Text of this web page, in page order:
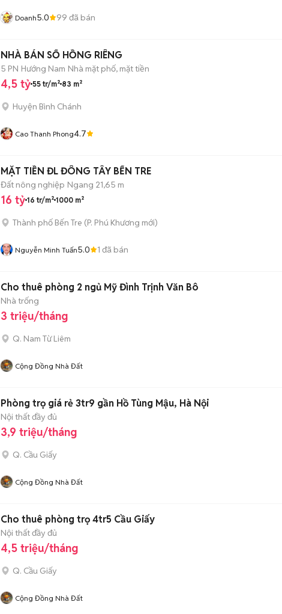
Doanh5.0 99 đã bán
NHÀ BÁN SỔ HỒNG RIÊNG
5 PN Hướng Nam Nhà mặt phố, mặt tiền
4,5 tỷ 55 tr/m² 83 m²
Huyện Bình Chánh
Cao Thanh Phong4.7
MẶT TIỀN ĐL ĐÔNG TÂY BẾN TRE
Đất nông nghiệp Ngang 21,65 m
16 tỷ 16 tr/m² 1000 m²
Thành phố Bến Tre (P. Phú Khương mới)
Nguyễn Minh Tuấn5.0 1 đã bán
Cho thuê phòng 2 ngủ Mỹ Đình Trịnh Văn Bô
Nhà trống
3 triệu/tháng
Q. Nam Từ Liêm
Cộng Đồng Nhà Đất
Phòng trọ giá rẻ 3tr9 gần Hồ Tùng Mậu, Hà Nội
Nội thất đầy đủ
3,9 triệu/tháng
Q. Cầu Giấy
Cộng Đồng Nhà Đất
Cho thuê phòng trọ 4tr5 Cầu Giấy
Nội thất đầy đủ
4,5 triệu/tháng
Q. Cầu Giấy
Cộng Đồng Nhà Đất